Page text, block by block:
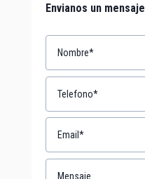
Envianos un mensaje